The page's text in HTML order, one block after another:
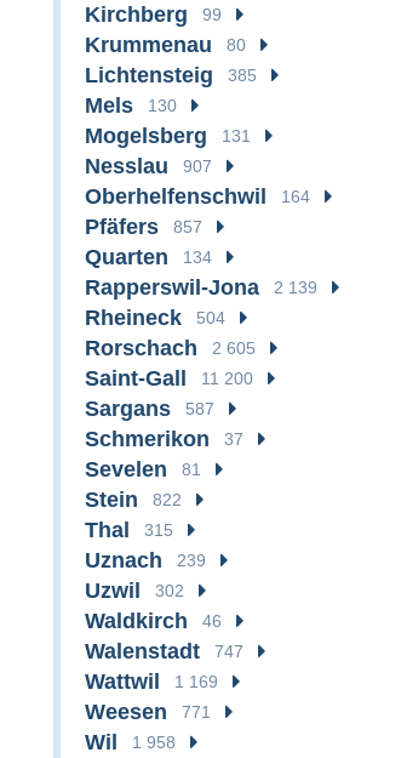
Kirchberg 99
Krummenau 80
Lichtensteig 385
Mels 130
Mogelsberg 131
Nesslau 907
Oberhelfenschwil 164
Pfäfers 857
Quarten 134
Rapperswil-Jona 2 139
Rheineck 504
Rorschach 2 605
Saint-Gall 11 200
Sargans 587
Schmerikon 37
Sevelen 81
Stein 822
Thal 315
Uznach 239
Uzwil 302
Waldkirch 46
Walenstadt 747
Wattwil 1 169
Weesen 771
Wil 1 958